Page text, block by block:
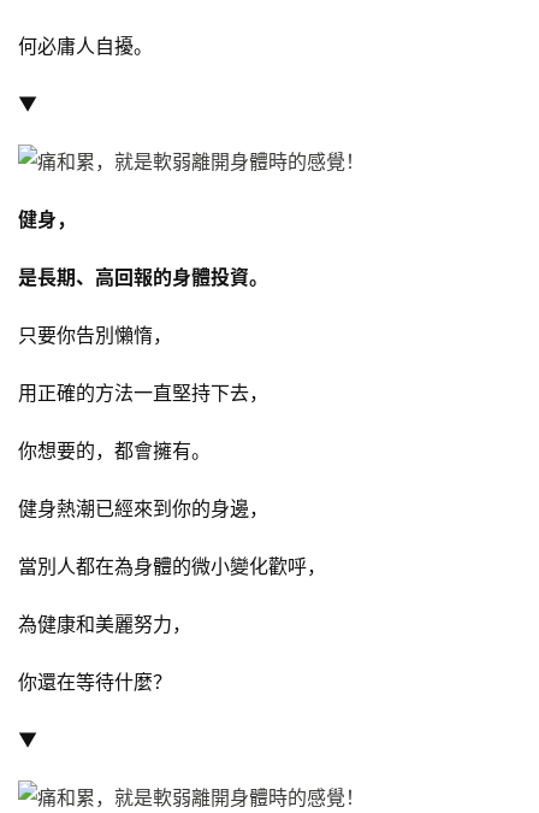
何必庸人自擾。
▼
健身，
是長期、高回報的身體投資。
只要你告別懶惰，
用正確的方法一直堅持下去，
你想要的，都會擁有。
健身熱潮已經來到你的身邊，
當別人都在為身體的微小變化歡呼，
為健康和美麗努力，
你還在等待什麼？
▼